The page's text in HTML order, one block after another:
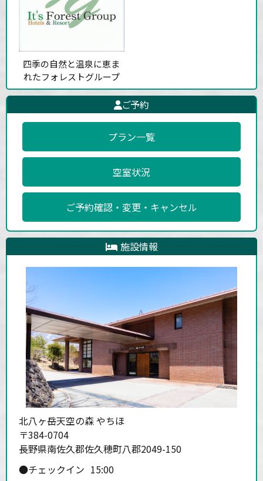
四季の自然と温泉に恵ま
れたフォレストグループ
ご予約
プラン一覧
空室状況
ご予約確認・変更・キャンセル
施設情報
北八ヶ岳天空の森 やちほ
〒384-0704
長野県南佐久郡佐久穂町八郡2049-150
●チェックイン 15:00